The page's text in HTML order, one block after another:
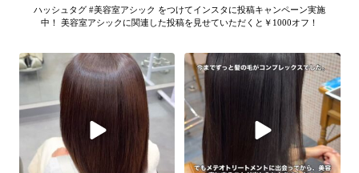
ハッシュタグ #美容室アシック をつけてインスタに投稿キャンペーン実施
中！ 美容室アシックに関連した投稿を見せていただくと￥1000オフ！
【髪質改善メテオトリートメン
SNSやYouTubeで話題のメテオト
リートメント。
髪のツヤ、諦めていません
1